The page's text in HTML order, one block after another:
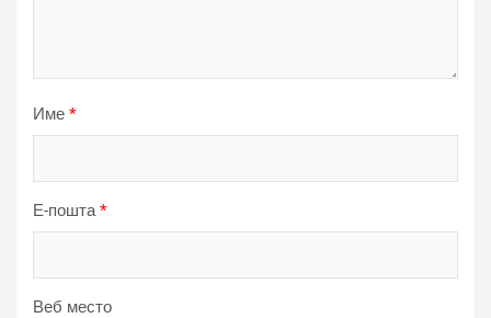
Име *
Е-пошта*
Веб место